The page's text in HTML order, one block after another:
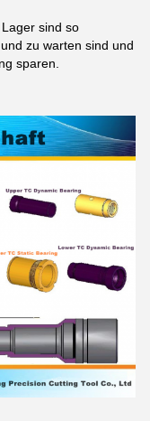
sind so
zu warten sind und
sparen.